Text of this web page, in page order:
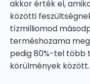
akkor érték el,
közötti
tízmilliomod
terméshozama
pedig 80%-tel több
körülmények között.